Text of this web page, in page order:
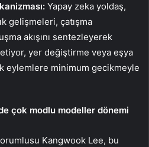
Yapay zeka yoldaş,
gelişmeleri, çatışma
akışını sentezleyerek
yer değiştirme veya eşya
eylemlere minimum gecikmeyle
çok modlu modeller dönemi
Kangwook Lee, bu